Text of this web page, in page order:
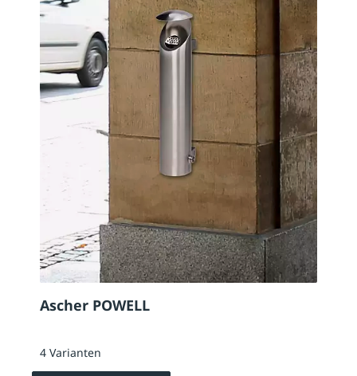
Ascher POWELL
4 Varianten